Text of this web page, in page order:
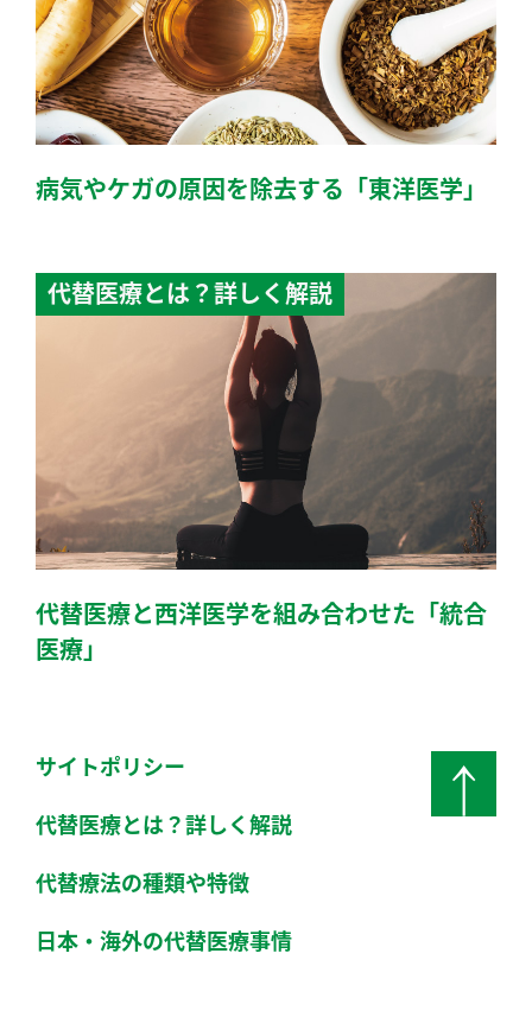
病気やケガの原因を除去する「東洋医学」
代替医療とは？詳しく解説
代替医療と西洋医学を組み合わせた「統合
医療」
サイトポリシー
代替医療とは？詳しく解説
代替療法の種類や特徴
日本・海外の代替医療事情